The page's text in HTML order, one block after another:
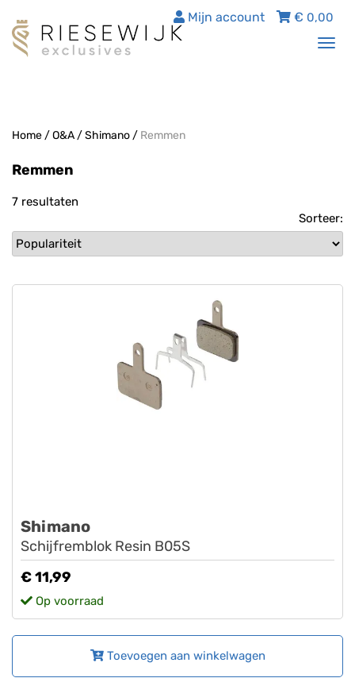
€ 0,00
Mijn account
Home/O&A/Shimano/ Remmen
Remmen
7 resultaten
Sorteer:
Shimano
Schijfremblok Resin B05S
€ 11,99
Op voorraad
Toevoegen aan winkelwagen